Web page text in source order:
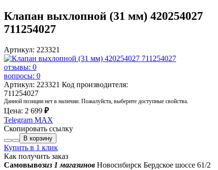
Клапан выхлопной (31 мм) 420254027
711254027
Артикул: 223321
отзывы: 0
вопросы: 0
Артикул: 223321 Код производителя:
711254027
Данной позиции нет в наличии. Пожалуйста, выберите доступные свойства.
Цена: 2 699 ₽
Telegram MAX
Скопировать ссылку
В корзину
Купить в 1 клик
Как получить заказ
Самовывозиз 1 магазинов Новосибирск Бердское шоссе 61/2